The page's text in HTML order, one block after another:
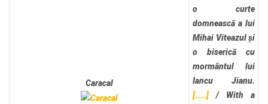
Caracal
o curte
domnească a lui
Mihai Viteazul și
o biserică cu
mormântul lui
Iancu Jianu.
[…..] / With a